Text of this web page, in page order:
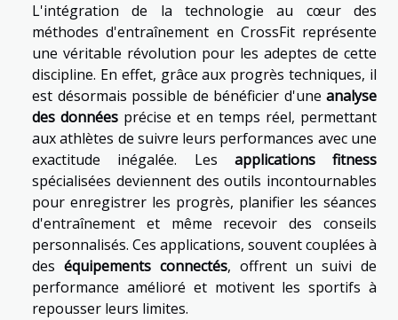
L'intégration de la technologie au cœur des
méthodes d'entraînement en CrossFit représente
une véritable révolution pour les adeptes de cette
discipline. En effet, grâce aux progrès techniques, il
est désormais possible de bénéficier d'une analyse
des données précise et en temps réel, permettant
aux athlètes de suivre leurs performances avec une
exactitude inégalée. Les applications fitness
spécialisées deviennent des outils incontournables
pour enregistrer les progrès, planifier les séances
d'entraînement et même recevoir des conseils
personnalisés. Ces applications, souvent couplées à
des équipements connectés, offrent un suivi de
performance amélioré et motivent les sportifs à
repousser leurs limites.